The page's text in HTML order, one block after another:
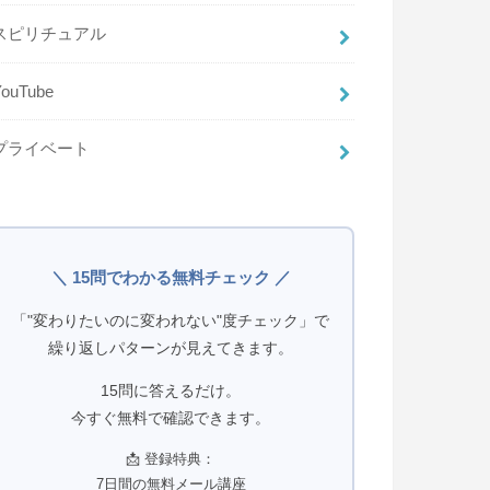
ピリチュアル
ライベート
＼ 15問でわかる無料チェック ／
「"変わりたいのに変われない"度チェック」で
繰り返しパターンが見えてきます。
15問に答えるだけ。
今すぐ無料で確認できます。
📩 登録特典：
7日間の無料メール講座